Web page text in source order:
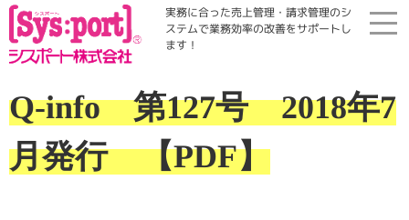
実務に合った売上管理・請求管理のシ
ステムで業務効率の改善をサポートし
ます！
Q-info 第127号 2018年7
月発行 【PDF】